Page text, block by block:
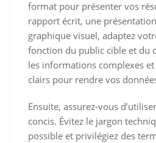
format pour présenter vos
rapport écrit, une
graphique visuel, adaptez
fonction du public cible et du
les informations complexes
clairs pour rendre vos
Ensuite, assurez-vous
concis. Évitez le jargon
possible et privilégiez des